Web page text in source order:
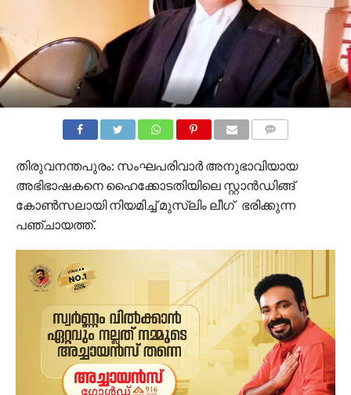
തിരുവനന്തപുരം: സംഘപരിവാർ‍ അനുഭാവിയായ
അഭിഭാഷകനെ ഹൈക്കോടതിയിലെ സ്റ്റാൻഡിങ്ങ്
കോൺസലായി നിയമിച്ച് മുസ്‌ലിം ലീഗ്‌ ഭരിക്കുന്ന
പഞ്ചായത്ത്.